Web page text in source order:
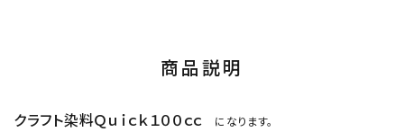
商品説明
クラフト染料Ｑｕｉｃｋ１００ｃｃ になります。